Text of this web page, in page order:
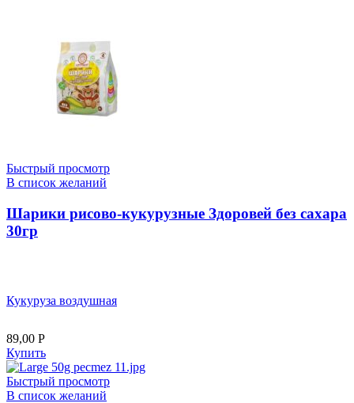
Быстрый просмотр
В список желаний
Шарики рисово-кукурузные Здоровей без сахара
30гр
Кукуруза воздушная
89,00 Р
Купить
Быстрый просмотр
В список желаний